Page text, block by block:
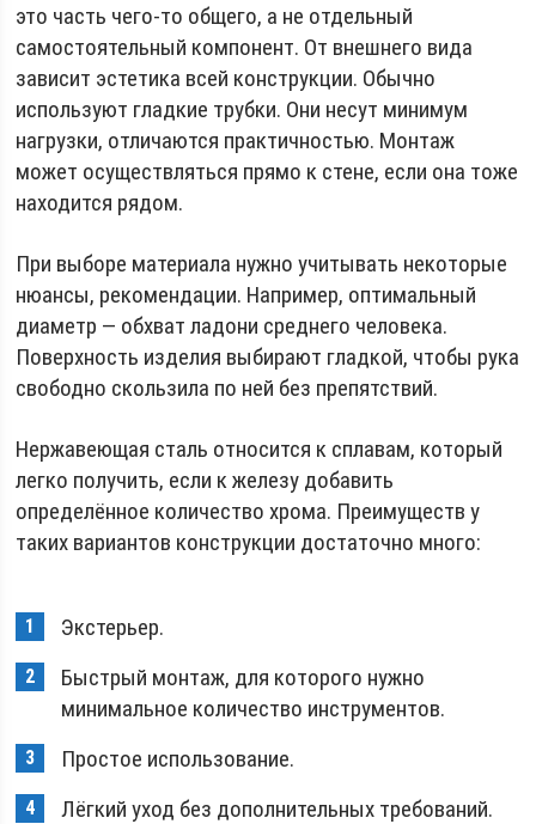
это часть чего-то общего, а не отдельный
самостоятельный компонент. От внешнего вида
зависит эстетика всей конструкции. Обычно
используют гладкие трубки. Они несут минимум
нагрузки, отличаются практичностью. Монтаж
может осуществляться прямо к стене, если она тоже
находится рядом.
При выборе материала нужно учитывать некоторые
нюансы, рекомендации. Например, оптимальный
диаметр — обхват ладони среднего человека.
Поверхность изделия выбирают гладкой, чтобы рука
свободно скользила по ней без препятствий.
Нержавеющая сталь относится к сплавам, который
легко получить, если к железу добавить
определённое количество хрома. Преимуществ у
таких вариантов конструкции достаточно много:
Экстерьер.
Быстрый монтаж, для которого нужно
минимальное количество инструментов.
Простое использование.
Лёгкий уход без дополнительных требований.